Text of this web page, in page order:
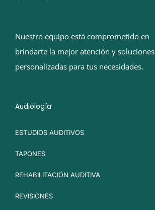
Nuestro equipo está comprometido en
brindarte la mejor atención y soluciones
personalizadas para tus necesidades.
Audiología
ESTUDIOS AUDITIVOS
TAPONES
REHABILITACIÓN AUDITIVA
REVISIONES